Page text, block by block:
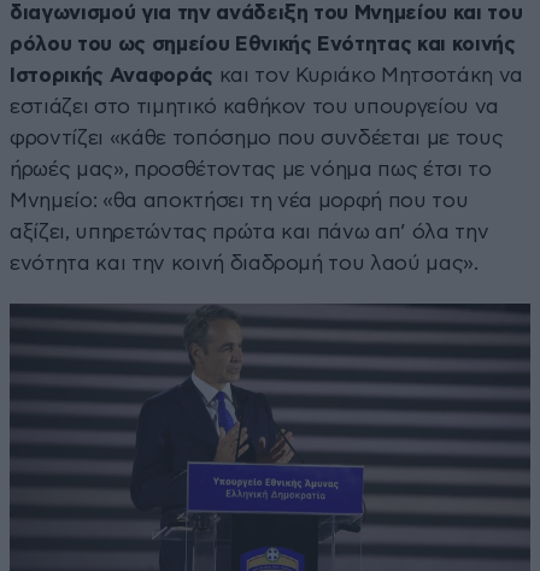
διαγωνισμού για την ανάδειξη του Μνημείου και του
ρόλου του ως σημείου Εθνικής Ενότητας και κοινής
Ιστορικής Αναφοράς και τον Κυριάκο Μητσοτάκη να
εστιάζει στο τιμητικό καθήκον του υπουργείου να
φροντίζει «κάθε τοπόσημο που συνδέεται με τους
ήρωές μας», προσθέτοντας με νόημα πως έτσι το
Μνημείο: «θα αποκτήσει τη νέα μορφή που του
αξίζει, υπηρετώντας πρώτα και πάνω απ’ όλα την
ενότητα και την κοινή διαδρομή του λαού μας».